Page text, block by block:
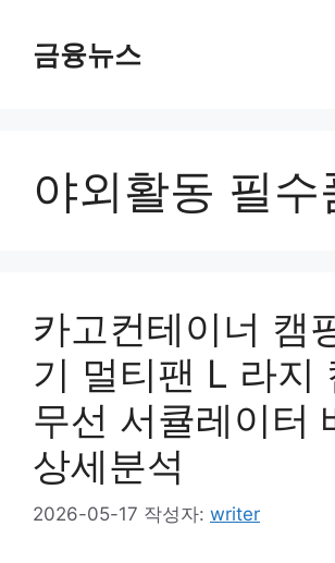
금융뉴스
야외활동 필수
카고컨테이너 캠
기 멀티팬 L 라지
무선 서큘레이터
상세분석
2026-05-17 작성자: writer